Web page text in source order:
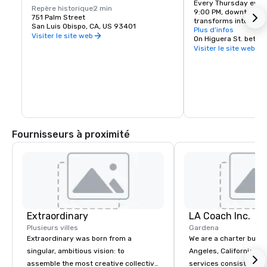
Repère historique2 min
751 Palm Street
San Luis Obispo, CA, US 93401
Visiter le site web
Every Thursday
9:00 PM, downtown
transforms into a
down Higuera
visitors to leisurely
to merchant. With
Plus d’infos
Visiter le site web
Fournisseurs à proximité
Extraordinary
Plusieurs villes
Extraordinary was born from a
singular, ambitious vision: to
assemble the most creative collective
LA Coach Inc.
Gardena
We are a charter bus
Angeles, California. Our shuttle bus
services consists of